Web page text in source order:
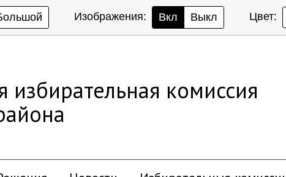
Изображения: Вкл Выкл Цвет:
избирательная комиссия